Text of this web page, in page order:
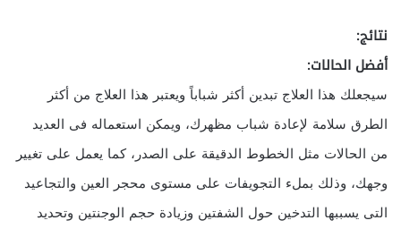
نتائج:
أفضل الحالات:
سيجعلك هذا العلاج تبدين أكثر شباباً ويعتبر هذا العلاج من أكثر
الطرق سلامة لإعادة شباب مظهرك، ويمكن استعماله فى العديد
من الحالات مثل الخطوط الدقيقة على الصدر، كما يعمل على تغيير
وجهك، وذلك بملء التجويفات على مستوى محجر العين والتجاعيد
التى يسببها التدخين حول الشفتين وزيادة حجم الوجنتين وتحديد